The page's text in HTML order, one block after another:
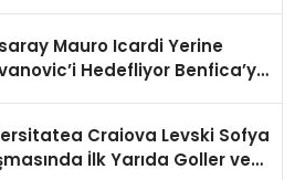
Mauro Icardi Yerine
Hedefliyor Benfica’ya
Craiova Levski Sofya
İlk Yarıda Goller ve